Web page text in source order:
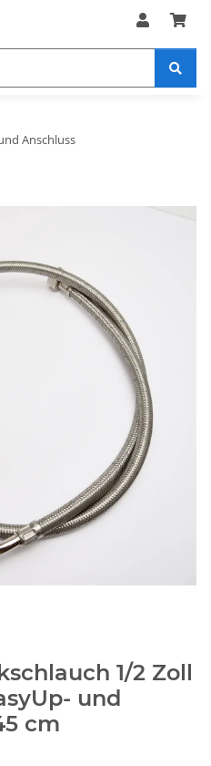
Anschluss
1/2 Zoll
und
cm